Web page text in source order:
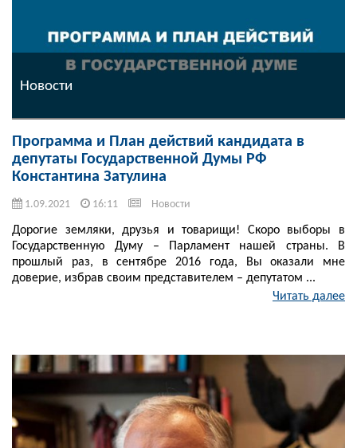
Новости
Программа и План действий кандидата в
депутаты Государственной Думы РФ
Константина Затулина
1.09.2021 16:11 Новости
Дорогие земляки, друзья и товарищи! Скоро выборы в
Государственную Думу – Парламент нашей страны. В
прошлый раз, в сентябре 2016 года, Вы оказали мне
доверие, избрав своим представителем – депутатом ...
Читать далее